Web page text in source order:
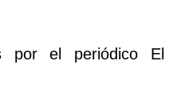
por el periódico El